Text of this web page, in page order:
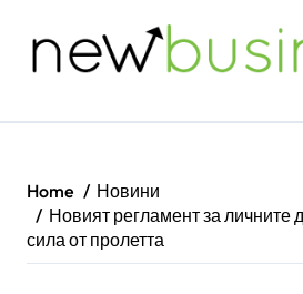
Home
Новини
Новият регламент за личните
сила от пролетта